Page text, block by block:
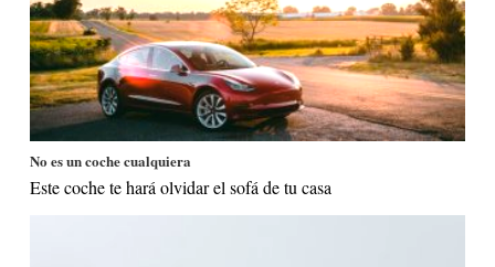
No es un coche cualquiera
Este coche te hará olvidar el sofá de tu casa